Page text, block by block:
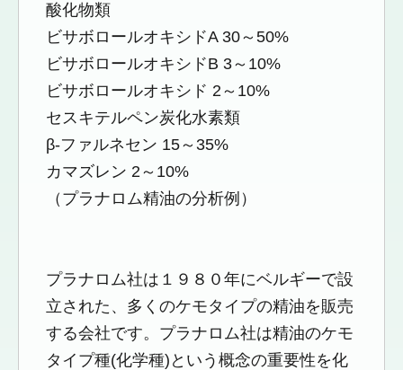
酸化物類
ビサボロールオキシドA 30～50%
ビサボロールオキシドB 3～10%
ビサボロールオキシド 2～10%
セスキテルペン炭化水素類
β-ファルネセン 15～35%
カマズレン 2～10%
（プラナロム精油の分析例）
プラナロム社は１９８０年にベルギーで設
立された、多くのケモタイプの精油を販売
する会社です。プラナロム社は精油のケモ
タイプ種(化学種)という概念の重要性を化